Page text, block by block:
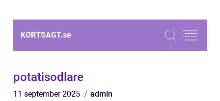
KORTSAGT.se
potatisodlare
11 september 2025 admin